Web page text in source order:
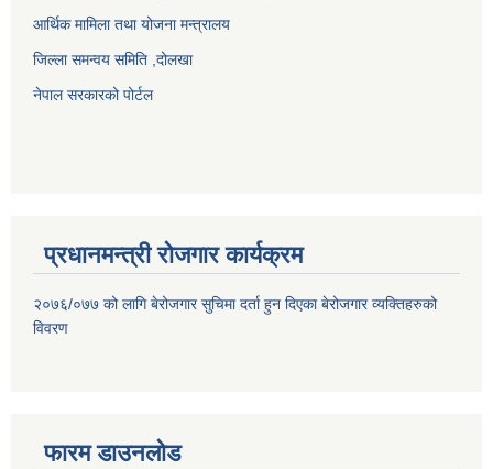
आर्थिक मामिला तथा योजना मन्त्रालय
जिल्ला समन्वय समिति ,दोलखा
नेपाल सरकारको पोर्टल
प्रधानमन्त्री रोजगार कार्यक्रम
२०७६/०७७ को लागि बेरोजगार सुचिमा दर्ता हुन दिएका बेरोजगार व्यक्तिहरुको
विवरण
फारम डाउनलोड